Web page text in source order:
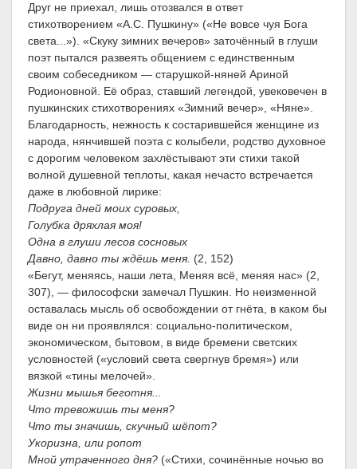
Друг не приехал, лишь отозвался в ответ
стихотворением «А.С. Пушкину» («Не вовсе чуя Бога
света...»). «Скуку зимних вечеров» заточённый в глуши
поэт пытался развеять общением с единственным
своим собеседником — старушкой-няней Ариной
Родионовной. Её образ, ставший легендой, увековечен в
пушкинских стихотворениях «Зимний вечер», «Няне».
Благодарность, нежность к состарившейся женщине из
народа, нянчившей поэта с колыбели, родство духовное
с дорогим человеком захлёстывают эти стихи такой
волной душевной теплоты, какая нечасто встречается
даже в любовной лирике:
Подруга дней моих суровых,
Голубка дряхлая моя!
Одна в глуши лесов сосновых
Давно, давно ты ждёшь меня. (2, 152)
«Бегут, меняясь, наши лета, Меняя всё, меняя нас» (2,
307), — философски замечал Пушкин. Но неизменной
оставалась мысль об освобождении от гнёта, в каком бы
виде он ни проявлялся: социально-политическом,
экономическом, бытовом, в виде бремени светских
условностей («условий света свергнув бремя») или
вязкой «тины мелочей».
Жизни мышья беготня...
Что тревожишь ты меня?
Что ты значишь, скучный шёпот?
Укоризна, или ропот
Мной утраченного дня? («Стихи, сочинённые ночью во